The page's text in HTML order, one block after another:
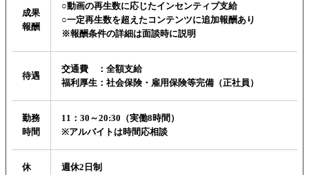
成果
報酬
○動画の再生数に応じたインセンティブ支給
○一定再生数を超えたコンテンツに追加報酬あり
※報酬条件の詳細は面談時に説明
待遇
交通費 ：全額支給
福利厚生：社会保険・雇用保険等完備（正社員）
勤務
時間
11：30～20:30（実働8時間）
※アルバイトは時間応相談
休
週休2日制